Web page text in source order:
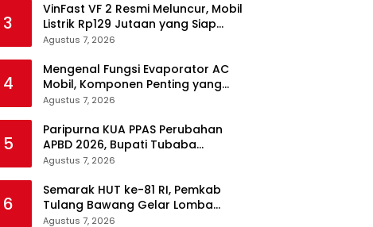
3
VinFast VF 2 Resmi Meluncur, Mobil
Listrik Rp129 Jutaan yang Siap
Jadi Alternatif Pengganti Motor
Agustus 7, 2026
4
Mengenal Fungsi Evaporator AC
Mobil, Komponen Penting yang
Sering Terlupakan
Agustus 7, 2026
5
Paripurna KUA PPAS Perubahan
APBD 2026, Bupati Tubaba
Targetkan Pendapatan Daerah
Agustus 7, 2026
6
Semarak HUT ke-81 RI, Pemkab
Tulang Bawang Gelar Lomba
Senam Udang Manis
Agustus 7, 2026